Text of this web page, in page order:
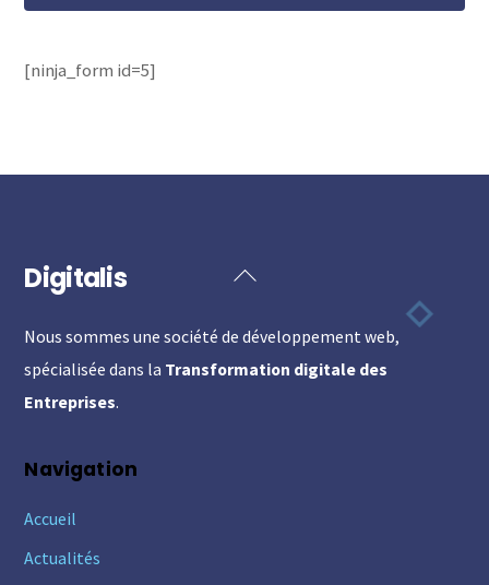
[ninja_form id=5]
Back
Top
Digitalis
Nous sommes une société de développement web,
spécialisée dans la Transformation digitale des
Entreprises.
Navigation
Accueil
Actualités